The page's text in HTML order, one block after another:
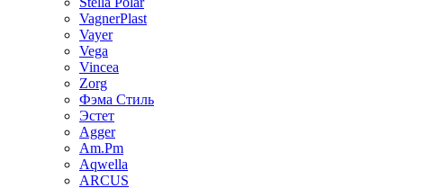
VagnerPlast
Vayer
Vega
Vincea
Zorg
Фэма Стиль
Эстет
Agger
Am.Pm
Aqwella
ARCUS